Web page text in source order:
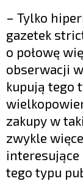
– Tylko
gazetek
o połowę
obserwacji
kupują tego
zakupy w
zwykle
tego typu